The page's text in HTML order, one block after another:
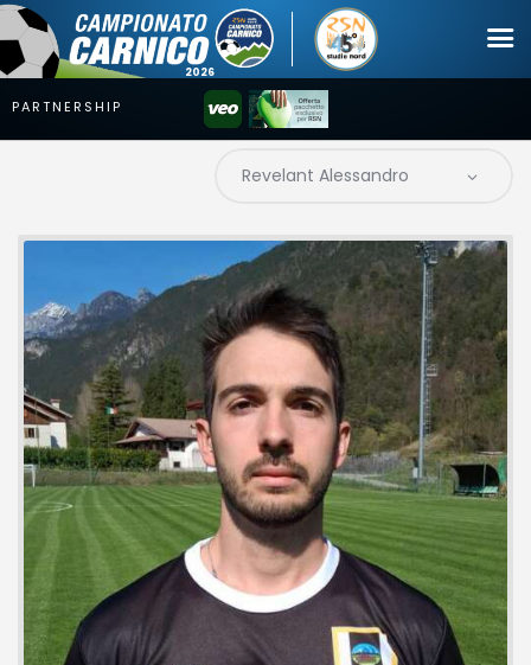
Calendari
News
Mercato
Erreà Cup
Giovanile
Video
Fotogallery